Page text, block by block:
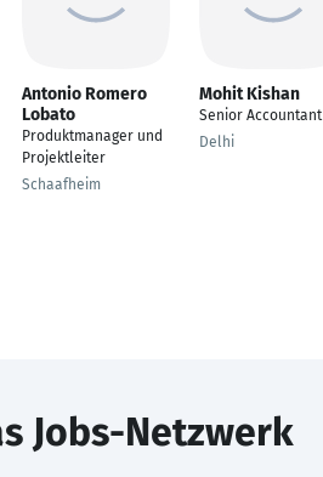
Antonio Romero
Lobato
Produktmanager und
Projektleiter
Schaafheim
Mohit Kishan
Senior Accountant
Delhi
Jobs-Netzwerk